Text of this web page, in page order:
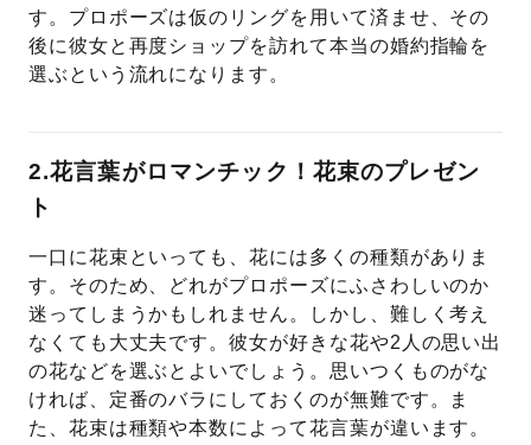
す。プロポーズは仮のリングを用いて済ませ、その
後に彼女と再度ショップを訪れて本当の婚約指輪を
選ぶという流れになります。
2.花言葉がロマンチック！花束のプレゼン
ト
一口に花束といっても、花には多くの種類がありま
す。そのため、どれがプロポーズにふさわしいのか
迷ってしまうかもしれません。しかし、難しく考え
なくても大丈夫です。彼女が好きな花や2人の思い出
の花などを選ぶとよいでしょう。思いつくものがな
ければ、定番のバラにしておくのが無難です。ま
た、花束は種類や本数によって花言葉が違います。